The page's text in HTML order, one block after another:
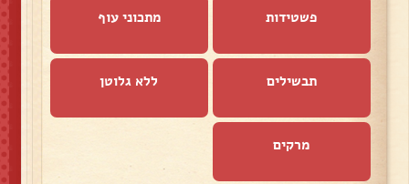
פשטידות מתכוני עוף
תבשילים ללא גלוטן
מרקים